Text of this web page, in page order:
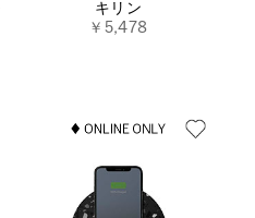
キリン
￥5,478